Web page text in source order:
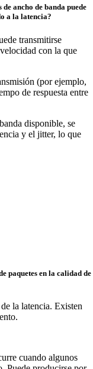
ancho de banda puede
a la latencia?
transmitirse
con la que
(por ejemplo,
de respuesta entre
disponible, se
y el jitter, lo que
paquetes en la calidad de
la latencia. Existen
cuando algunos